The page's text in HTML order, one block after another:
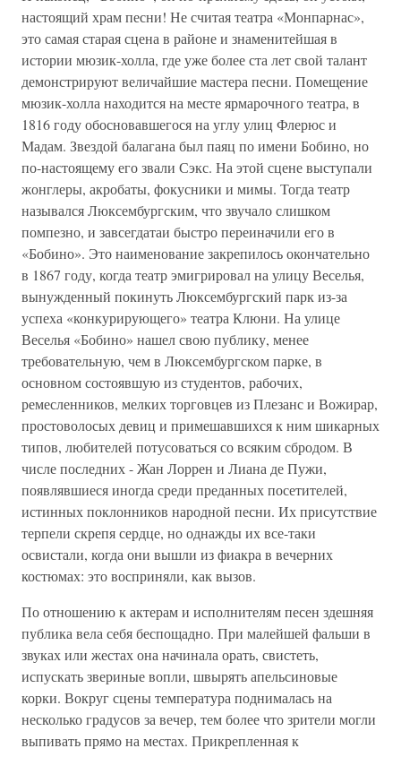
настоящий храм песни! Не считая театра «Монпарнас»,
это самая старая сцена в районе и знаменитейшая в
истории мюзик-холла, где уже более ста лет свой талант
демонстрируют величайшие мастера песни. Помещение
мюзик-холла находится на месте ярмарочного театра, в
1816 году обосновавшегося на углу улиц Флерюс и
Мадам. Звездой балагана был паяц по имени Бобино, но
по-настоящему его звали Сэкс. На этой сцене выступали
жонглеры, акробаты, фокусники и мимы. Тогда театр
назывался Люксембургским, что звучало слишком
помпезно, и завсегдатаи быстро переиначили его в
«Бобино». Это наименование закрепилось окончательно
в 1867 году, когда театр эмигрировал на улицу Веселья,
вынужденный покинуть Люксембургский парк из-за
успеха «конкурирующего» театра Клюни. На улице
Веселья «Бобино» нашел свою публику, менее
требовательную, чем в Люксембургском парке, в
основном состоявшую из студентов, рабочих,
ремесленников, мелких торговцев из Плезанс и Вожирар,
простоволосых девиц и примешавшихся к ним шикарных
типов, любителей потусоваться со всяким сбродом. В
числе последних - Жан Лоррен и Лиана де Пужи,
появлявшиеся иногда среди преданных посетителей,
истинных поклонников народной песни. Их присутствие
терпели скрепя сердце, но однажды их все-таки
освистали, когда они вышли из фиакра в вечерних
костюмах: это восприняли, как вызов.
По отношению к актерам и исполнителям песен здешняя
публика вела себя беспощадно. При малейшей фальши в
звуках или жестах она начинала орать, свистеть,
испускать звериные вопли, швырять апельсиновые
корки. Вокруг сцены температура поднималась на
несколько градусов за вечер, тем более что зрители могли
выпивать прямо на местах. Прикрепленная к